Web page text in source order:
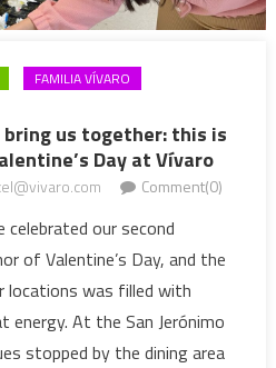
FAMILIA VÍVARO
us together: this is
Day at Vívaro
Comment(0)
celebrated our second
of Valentine’s Day, and the
locations was filled with
energy. At the San Jerónimo
stopped by the dining area